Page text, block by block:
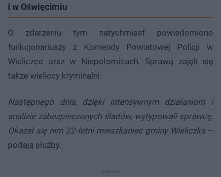
i w Oświęcimiu
O zdarzeniu tym natychmiast powiadomiono
funkcjonariuszy z Komendy Powiatowej Policji w
Wieliczce oraz w Niepołomicach. Sprawą zajęli się
także wieliccy kryminalni.
Następnego dnia, dzięki intensywnym działaniom i
analizie zabezpieczonych śladów, wytypowali sprawcę.
Okazał się nim 22-letni mieszkaniec gminy Wieliczka–
podają służby.